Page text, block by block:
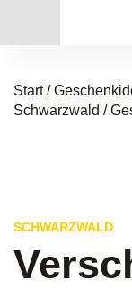
Start/
Schwarzwald /
SCHWARZWALD